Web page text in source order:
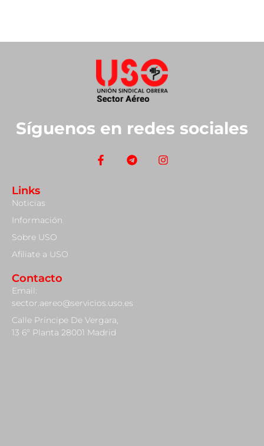
Síguenos en redes sociales
Links
Noticias
Información
Sobre USO
Afiliate a USO
Contacto
Email:
sector.aereo@servicios.uso.es
Calle Príncipe De Vergara,
13 6º Planta 28001 Madrid